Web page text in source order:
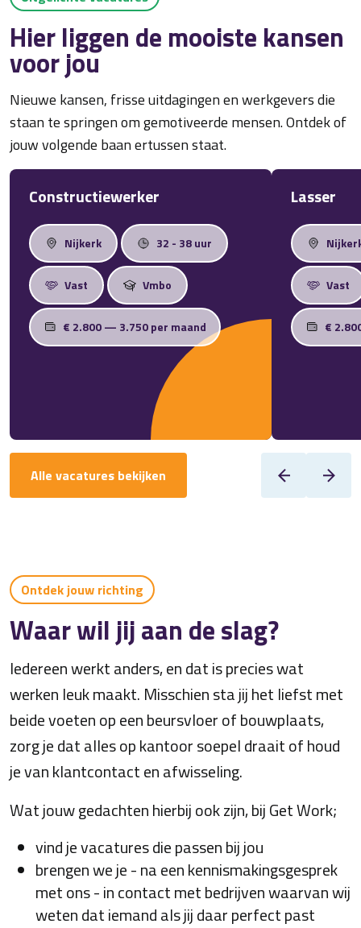
Hier liggen de mooiste kansen
voor jou
Nieuwe kansen, frisse uitdagingen en werkgevers die
staan te springen om gemotiveerde mensen. Ontdek of
jouw volgende baan ertussen staat.
Constructiewerker
Nijkerk 32 - 38 uur
Vast Vmbo
€ 2.800 — 3.750 per maand
Lasser
Vast
€
Alle vacatures bekijken
Ontdek jouw richting
Waar wil jij aan de slag?
Iedereen werkt anders, en dat is precies wat
werken leuk maakt. Misschien sta jij het liefst met
beide voeten op een beursvloer of bouwplaats,
zorg je dat alles op kantoor soepel draait of houd
je van klantcontact en afwisseling.
Wat jouw gedachten hierbij ook zijn, bij Get Work;
vind je vacatures die passen bij jou
brengen we je - na een kennismakingsgesprek
met ons - in contact met bedrijven waarvan wij
weten dat iemand als jij daar perfect past